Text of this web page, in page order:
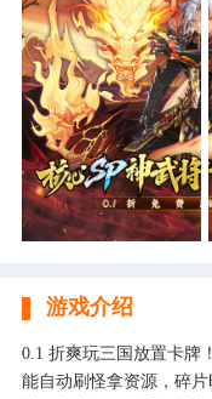
游戏介绍
0.1 折爽玩三国放置卡牌
能自动刷怪拿资源，碎